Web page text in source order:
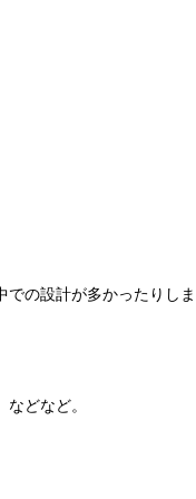
での設計が多かったりし
どなど。